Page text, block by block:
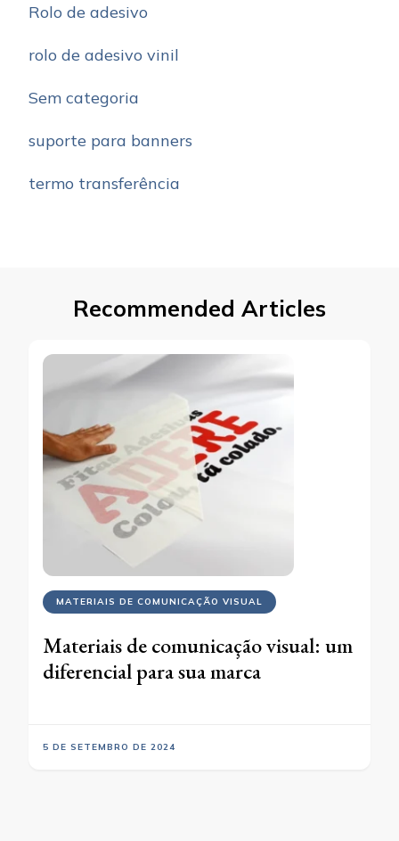
Rolo de adesivo
rolo de adesivo vinil
Sem categoria
suporte para banners
termo transferência
Recommended Articles
MATERIAIS DE COMUNICAÇÃO VISUAL
Materiais de comunicação visual: um
diferencial para sua marca
5 DE SETEMBRO DE 2024